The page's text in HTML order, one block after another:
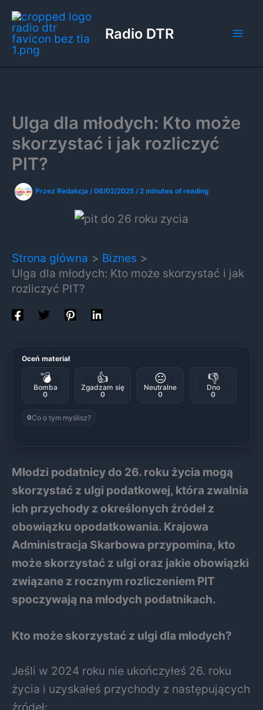
Przejdź
do
treści
Radio DTR
Ulga dla młodych: Kto może
skorzystać i jak rozliczyć
PIT?
Przez Redakcja /06/02/2025 /2 minutes of reading
Strona główna
Biznes
Ulga dla młodych: Kto może skorzystać i jak
rozliczyć PIT?
Oceń materiał
💣
Bomba
0
👍
Zgadzam się
0
😐
Neutralne
0
👎
Dno
0
0Co o tym myślisz?
Młodzi podatnicy do 26. roku życia mogą
skorzystać z ulgi podatkowej, która zwalnia
ich przychody z określonych źródeł z
obowiązku opodatkowania. Krajowa
Administracja Skarbowa przypomina, kto
może skorzystać z ulgi oraz jakie obowiązki
związane z rocznym rozliczeniem PIT
spoczywają na młodych podatnikach.
Kto może skorzystać z ulgi dla młodych?
Jeśli w 2024 roku nie ukończyłeś 26. roku
życia i uzyskałeś przychody z następujących
źródeł: